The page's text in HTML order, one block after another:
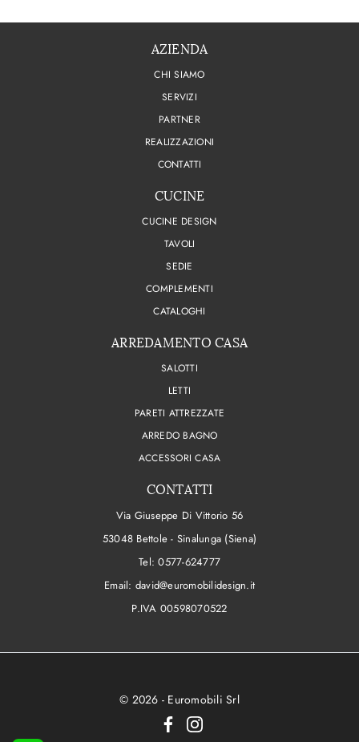
AZIENDA
CHI SIAMO
SERVIZI
PARTNER
REALIZZAZIONI
CONTATTI
CUCINE
CUCINE DESIGN
TAVOLI
SEDIE
COMPLEMENTI
CATALOGHI
ARREDAMENTO CASA
SALOTTI
LETTI
PARETI ATTREZZATE
ARREDO BAGNO
ACCESSORI CASA
CONTATTI
Via Giuseppe Di Vittorio 56
53048 Bettole - Sinalunga (Siena)
Tel:0577-624777
Email: david@euromobilidesign.it
P.IVA 00598070522
© 2026 - Euromobili Srl